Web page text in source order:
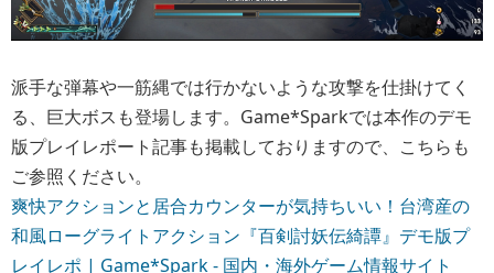
派手な弾幕や一筋縄では行かないような攻撃を仕掛けてく
る、巨大ボスも登場します。Game*Sparkでは本作のデモ
版プレイレポート記事も掲載しておりますので、こちらも
ご参照ください。
爽快アクションと居合カウンターが気持ちいい！台湾産の
和風ローグライトアクション『百剣討妖伝綺譚』デモ版プ
レイレポ | Game*Spark - 国内・海外ゲーム情報サイト